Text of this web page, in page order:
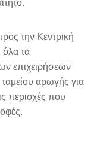
την Κεντρική
τα
επιχειρήσεων
αρωγής για
περιοχές που